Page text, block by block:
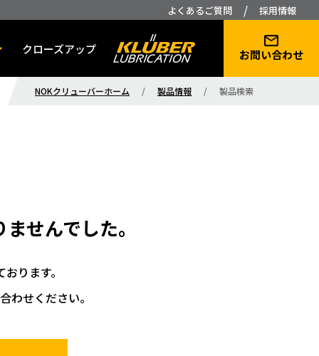
よくあるご質問 / 採用情報
クローズアップ お問い合わせ
NOKクリューバーホーム / 製品情報 / 製品検索
せんでした。
ります。
わせください。